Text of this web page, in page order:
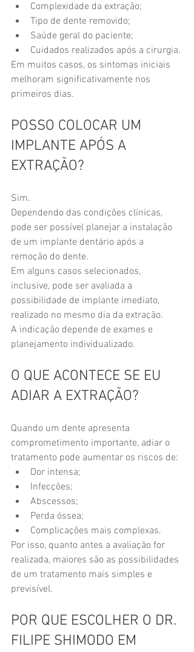
Complexidade da extração;
Tipo de dente removido;
Saúde geral do paciente;
Cuidados realizados após a cirurgia.
Em muitos casos, os sintomas iniciais
melhoram significativamente nos
primeiros dias.
POSSO COLOCAR UM
IMPLANTE APÓS A
EXTRAÇÃO?
Sim.
Dependendo das condições clínicas,
pode ser possível planejar a instalação
de um implante dentário após a
remoção do dente.
Em alguns casos selecionados,
inclusive, pode ser avaliada a
possibilidade de implante imediato,
realizado no mesmo dia da extração.
A indicação depende de exames e
planejamento individualizado.
O QUE ACONTECE SE EU
ADIAR A EXTRAÇÃO?
Quando um dente apresenta
comprometimento importante, adiar o
tratamento pode aumentar os riscos de:
Dor intensa;
Infecções;
Abscessos;
Perda óssea;
Complicações mais complexas.
Por isso, quanto antes a avaliação for
realizada, maiores são as possibilidades
de um tratamento mais simples e
previsível.
POR QUE ESCOLHER O DR.
FILIPE SHIMODO EM